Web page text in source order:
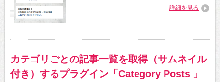
詳細を見る
カテゴリごとの記事一覧を取得（サムネイル
付き）するプラグイン「Category Posts 」